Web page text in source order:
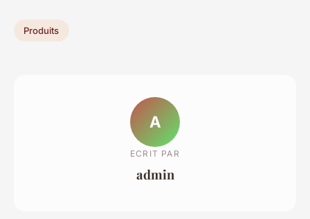
Produits
A
ECRIT PAR
admin